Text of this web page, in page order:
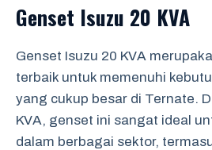
Genset Isuzu 20 KVA
Genset Isuzu 20 KVA
terbaik untuk memenuhi
yang cukup besar di Ternate.
KVA, genset ini sangat ideal
dalam berbagai sektor,